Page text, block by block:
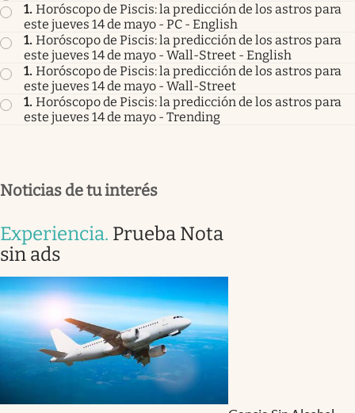
1. Horóscopo de Piscis: la predicción de los astros para
este jueves 14 de mayo - PC - English
1. Horóscopo de Piscis: la predicción de los astros para
este jueves 14 de mayo - Wall-Street - English
1. Horóscopo de Piscis: la predicción de los astros para
este jueves 14 de mayo - Wall-Street
1. Horóscopo de Piscis: la predicción de los astros para
este jueves 14 de mayo - Trending
Noticias de tu interés
Experiencia. Prueba Nota
sin ads